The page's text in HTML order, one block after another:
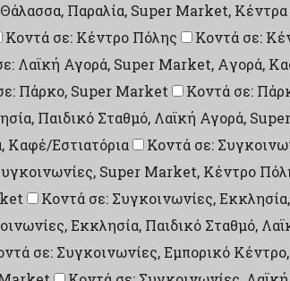
Παραλία, Super Market, Κέντρα
Κοντά σε: Κέντρο Πόλης
Κοντά σε:
Λαϊκή Αγορά, Super Market, Aγορά,
Πάρκο, Super Market
Κοντά σε:
Παιδικό Σταθμό, Λαϊκή Αγορά,
Καφέ/Εστιατόρια
Κοντά σε:
Super Market, Κέντρο
Κοντά σε: Συγκοινωνίες,
Εκκλησία, Παιδικό Σταθμό,
σε: Συγκοινωνίες, Εμπορικό